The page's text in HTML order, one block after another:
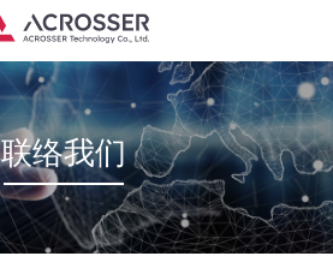
联络我们